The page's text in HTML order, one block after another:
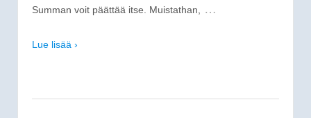
Summan voit päättää itse. Muistathan, …
Lue lisää ›